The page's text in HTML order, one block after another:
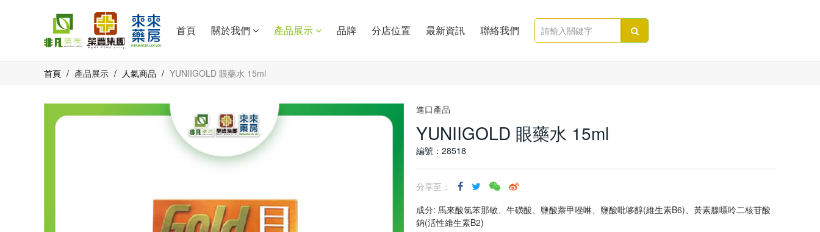
首頁 關於我們 產品展示 品牌 分店位置 最新資訊 聯絡我們
首頁 / 產品展示 / 人氣商品 / YUNIIGOLD 眼藥水 15ml
進口產品
YUNIIGOLD 眼藥水 15ml
編號：28518
分享至：
成分: 馬來酸氯苯那敏、牛磺酸、鹽酸萘甲唑啉、鹽酸吡哆醇(維生素B6)、黃素腺嘌呤二核苷酸
鈉(活性維生素B2)